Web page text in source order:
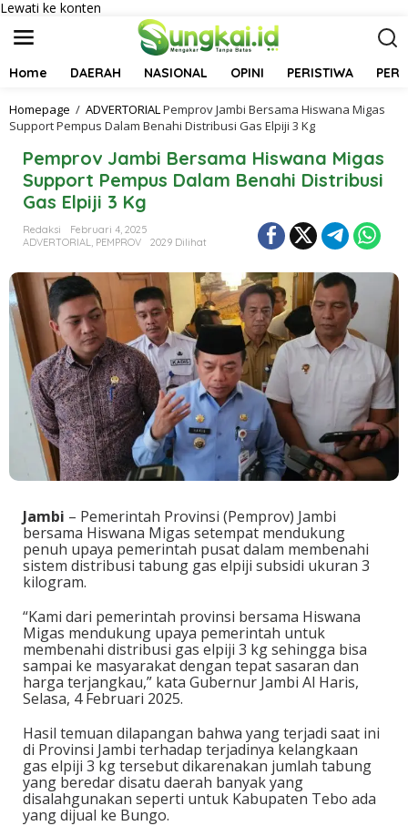
Lewati ke konten
Home DAERAH NASIONAL OPINI PERISTIWA
Homepage / ADVERTORIALPemprov Jambi Bersama Hiswana Migas
Support Pempus Dalam Benahi Distribusi Gas Elpiji 3 Kg
Pemprov Jambi Bersama Hiswana Migas
Support Pempus Dalam Benahi Distribusi
Gas Elpiji 3 Kg
Redaksi
Februari 4, 2025
ADVERTORIAL, PEMPROV 2029 Dilihat
Jambi – Pemerintah Provinsi (Pemprov) Jambi
bersama Hiswana Migas setempat mendukung
penuh upaya pemerintah pusat dalam membenahi
sistem distribusi tabung gas elpiji subsidi ukuran 3
kilogram.
“Kami dari pemerintah provinsi bersama Hiswana
Migas mendukung upaya pemerintah untuk
membenahi distribusi gas elpiji 3 kg sehingga bisa
sampai ke masyarakat dengan tepat sasaran dan
harga terjangkau,” kata Gubernur Jambi Al Haris,
Selasa, 4 Februari 2025.
Hasil temuan dilapangan bahwa yang terjadi saat ini
di Provinsi Jambi terhadap terjadinya kelangkaan
gas elpiji 3 kg tersebut dikarenakan jumlah tabung
yang beredar disatu daerah banyak yang
disalahgunakan seperti untuk Kabupaten Tebo ada
yang dijual ke Bungo.